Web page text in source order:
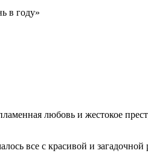
в году»
любовь и жестокое
все с красивой и